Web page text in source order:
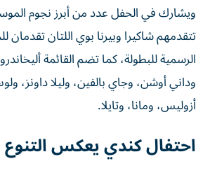
ويشارك في الحفل عدد من أبرز نجوم
تتقدمهم شاكيرا وبيرنا بوي اللتان تقدمان
الرسمية للبطولة، كما تضم القائمة أليخاندرو
وداني أوشن، وجاي بالفين، وليلا داونز،
أزوليس، ومانا، وتايلا.
احتفال كندي يعكس التنوع